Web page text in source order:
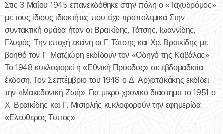
Στις 3 Μαΐου 1945 επανεκδόθηκε στην πόλη ο «Ταχυδρόμος»
με τους ίδιους ιδιοκτήτες που είχε προπολεμικά Στην
συντακτική ομάδα ήταν οι Βραικίδης, Τάτσης, Ιωαννίδης,
Γλυφός. Την εποχή εκείνη οι Γ. Τάτσης και Χρ. Βραικίδης με
βοηθό τον Γ. Ματζιώρη εκδίδουν τον «Οδηγό της Καβάλας» .
Το 1948 κυκλοφορεί η «Εθνική Πρόοδος» σε εβδομαδιαία
έκδοση. Τον Σεπτέμβριο του 1948 ο Δ. Αρχατζικάκης εκδίδει
την «Μακεδονική Ζωή». Για μικρό χρονικό διάστημα το 1951 ο
Χ. Βραικίδης και Γ. Μισιρλής κυκλοφορούν την εφημερίδα
«Ελεύθερος Τύπος».